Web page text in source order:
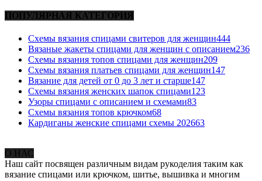
ПОПУЛЯРНАЯ КАТЕГОРИЯ
Схемы вязания спицами свитеров для женщин444
Вязаные жакеты спицами для женщин с описанием236
Схемы вязания топов спицами для женщин209
Схемы вязания платьев спицами для женщин147
Вязание для детей от 0 до 3 лет и старше147
Схемы вязания женских шапок спицами123
Узоры спицами с описанием и схемами83
Схемы вязания топов крючком68
Кардиганы женские спицами схемы 202663
О НАС
Наш сайт посвящен различным видам рукоделия таким как
вязание спицами или крючком, шитье, вышивка и многим